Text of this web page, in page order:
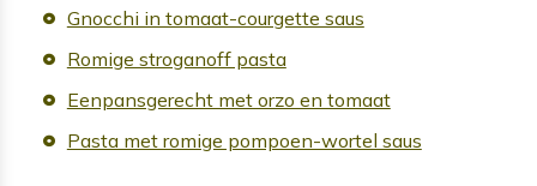
Gnocchi in tomaat-courgette saus
Romige stroganoff pasta
Eenpansgerecht met orzo en tomaat
Pasta met romige pompoen-wortel saus